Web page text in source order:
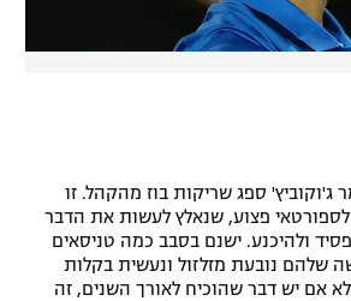
ג'וקוביץ' ספג שריקות בוז מהקהל. זו
לספורטאי פצוע, שנאלץ לעשות את הדבר
ולהיכנע. ישנם בסבב כמה טניסאים
שלהם נובעת מזלזול ונעשית בקלות
אם יש דבר שהוכיח לאורך השנים, זה